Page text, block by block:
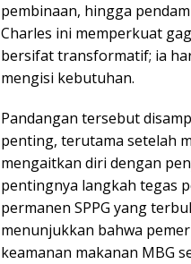
pembinaan, hingga
Charles ini memperkuat
bersifat transformatif; ia
mengisi kebutuhan.
Pandangan tersebut
penting, terutama setelah
mengaitkan diri dengan
pentingnya langkah tegas
permanen SPPG yang
menunjukkan bahwa
keamanan makanan MBG